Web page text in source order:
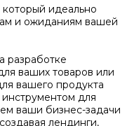
который идеально
и ожиданиям вашей
разработке
ваших товаров или
вашего продукта
инструментом для
ваши бизнес-задачи
лендинги,